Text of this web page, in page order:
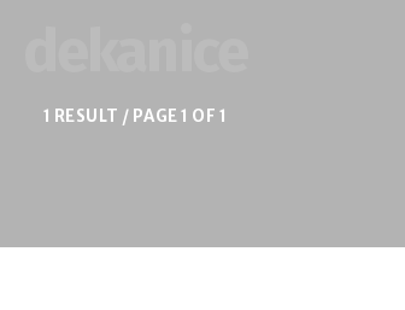
1 RESULT / PAGE 1 OF 1